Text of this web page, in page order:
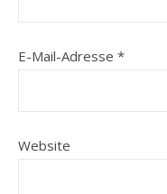
E-Mail-Adresse *
Website